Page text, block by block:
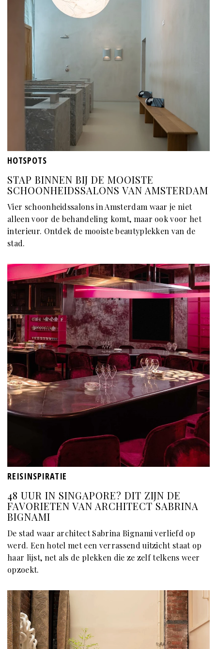
HOTSPOTS
STAP BINNEN BIJ DE MOOISTE
SCHOONHEIDSSALONS VAN AMSTERDAM
Vier schoonheidssalons in Amsterdam waar je niet
alleen voor de behandeling komt, maar ook voor het
interieur. Ontdek de mooiste beautyplekken van de
stad.
REISINSPIRATIE
48 UUR IN SINGAPORE? DIT ZIJN DE
FAVORIETEN VAN ARCHITECT SABRINA
BIGNAMI
De stad waar architect Sabrina Bignami verliefd op
werd. Een hotel met een verrassend uitzicht staat op
haar lijst, net als de plekken die ze zelf telkens weer
opzoekt.